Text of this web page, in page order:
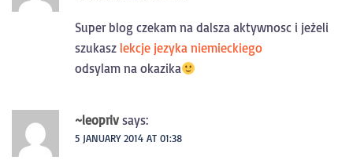
Super blog czekam na dalsza aktywnosc i jeżeli
szukasz lekcje jezyka niemieckiego
odsylam na okazika
~leopriv says:
5 JANUARY 2014 AT 01:38